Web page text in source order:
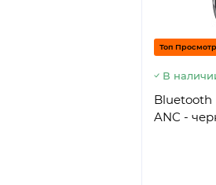
Топ
В
Bluetooth
ANC -